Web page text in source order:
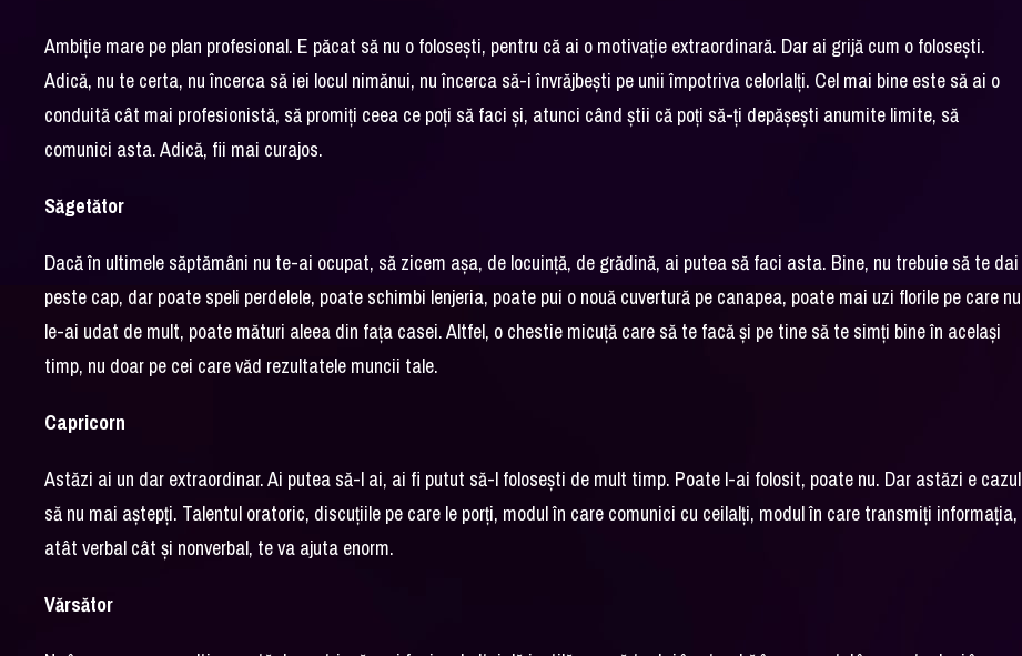
Ambiție mare pe plan profesional. E păcat să nu o folosești, pentru că ai o motivație extraordinară. Dar ai grijă cum o folosești.
Adică, nu te certa, nu încerca să iei locul nimănui, nu încerca să-i învrăjbești pe unii împotriva celorlalți. Cel mai bine este să ai o
conduită cât mai profesionistă, să promiți ceea ce poți să faci și, atunci când știi că poți să-ți depășești anumite limite, să
comunici asta. Adică, fii mai curajos.
Săgetător
Dacă în ultimele săptămâni nu te-ai ocupat, să zicem așa, de locuință, de grădină, ai putea să faci asta. Bine, nu trebuie să te dai
peste cap, dar poate speli perdelele, poate schimbi lenjeria, poate pui o nouă cuvertură pe canapea, poate mai uzi florile pe care nu
le-ai udat de mult, poate mături aleea din fața casei. Altfel, o chestie micuță care să te facă și pe tine să te simți bine în același
timp, nu doar pe cei care văd rezultatele muncii tale.
Capricorn
Astăzi ai un dar extraordinar. Ai putea să-l ai, ai fi putut să-l folosești de mult timp. Poate l-ai folosit, poate nu. Dar astăzi e cazul
să nu mai aștepți. Talentul oratoric, discuțiile pe care le porți, modul în care comunici cu ceilalți, modul în care transmiți informația,
atât verbal cât și nonverbal, te va ajuta enorm.
Vărsător